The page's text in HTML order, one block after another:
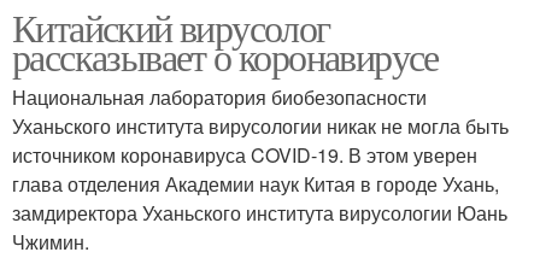
Китайский вирусолог
рассказывает о коронавирусе
Национальная лаборатория биобезопасности
Уханьского института вирусологии никак не могла быть
источником коронавируса COVID-19. В этом уверен
глава отделения Академии наук Китая в городе Ухань,
замдиректора Уханьского института вирусологии Юань
Чжимин.